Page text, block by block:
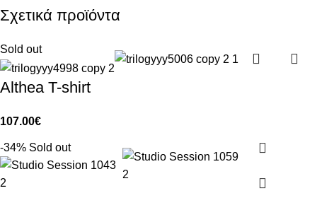
Σχετικά προϊόντα
Sold out
Althea T-shirt
107.00€
-34% Sold out